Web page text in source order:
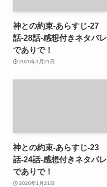
神との約束-あらすじ-27
話-28話-感想付きネタバレ
でありで！
2020年1月21日
神との約束-あらすじ-23
話-24話-感想付きネタバレ
でありで！
2020年1月21日